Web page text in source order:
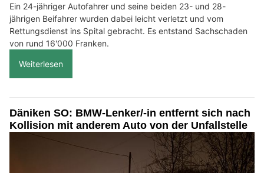
Ein 24-jähriger Autofahrer und seine beiden 23- und 28-
jährigen Beifahrer wurden dabei leicht verletzt und vom
Rettungsdienst ins Spital gebracht. Es entstand Sachschaden
von rund 16'000 Franken.
Weiterlesen
Däniken SO: BMW-Lenker/-in entfernt sich nach
Kollision mit anderem Auto von der Unfallstelle